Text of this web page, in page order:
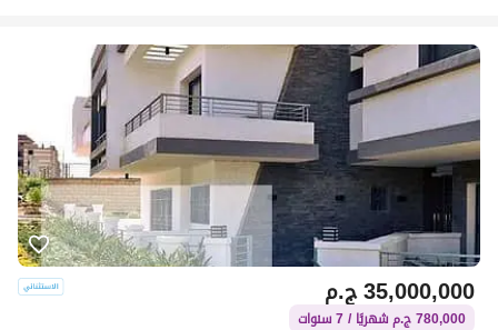
ج.م35,000,000
780,000 ج.م شهريًا / 7 سنوات